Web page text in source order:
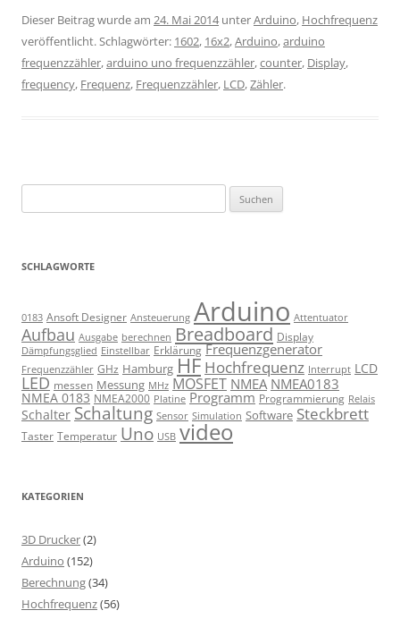
Dieser Beitrag wurde am 24. Mai 2014unterArduino, Hochfrequenz
veröffentlicht. Schlagwörter: 1602, 16x2,Arduino,arduino
frequenzzähler,arduino uno frequenzzähler,counter, Display,
frequency, Frequenz, Frequenzzähler, LCD,Zähler.
nach:
SCHLAGWORTE
0183 Ansoft Designer Ansteuerung Arduino Attentuator
Aufbau Ausgabe berechnen Breadboard Display
Dämpfungsglied Einstellbar Erklärung Frequenzgenerator
Frequenzzähler GHz Hamburg HF Hochfrequenz Interrupt LCD
LED messen Messung MHz MOSFET NMEA NMEA0183
NMEA 0183 NMEA2000 Platine Programm Programmierung Relais
Schalter Schaltung Sensor Simulation Software Steckbrett
Taster Temperatur Uno USB video
KATEGORIEN
3D Drucker(2)
Arduino (152)
Berechnung(34)
Hochfrequenz(56)